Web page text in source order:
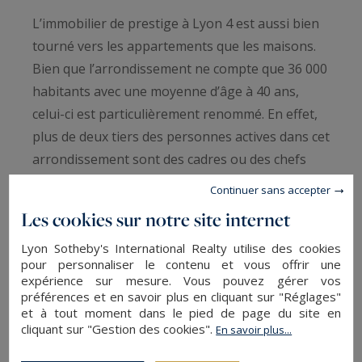
L’immobilier de prestige à Lyon 4 est aussi bien
tourné vers les appartements que les maisons.
Bien que l’arrondissement ne compte que 36 000
habitants avec une moyenne d’âge à 40 ans,
celui-ci est particulièrement renommé. En effet,
plus de deux tiers des personnes actives dans cet
arrondissement sont des cadres ou des chefs
Une statistique qui témoigne d’un certain
standing et d’une excellente qualité de vie dans la
zone. Lyon 4, c’est également des immeubles et
des constructions aux styles uniques et variés.
Bien que l’arrondissement ne soit pas très grand
en superficie, il est très riche sur le plan
architectural et offre un emplacement très bien
Les cookies sur notre site internet
Lyon Sotheby's International Realty utilise des cookies
pour personnaliser le contenu et vous offrir une
expérience sur mesure. Vous pouvez gérer vos
préférences et en savoir plus en cliquant sur "Réglages"
et à tout moment dans le pied de page du site en
cliquant sur "Gestion des cookies".En savoir plus...
Continuer sans accepter